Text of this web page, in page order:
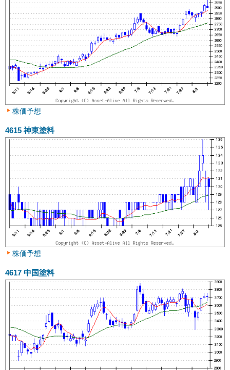
株価予想
4615 神東塗料
株価予想
4617 中国塗料